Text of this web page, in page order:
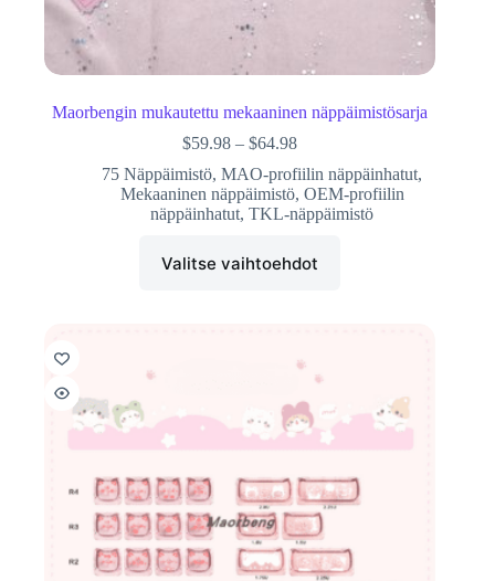
Maorbengin mukautettu mekaaninen näppäimistösarja
$59.98 – $64.98
75 Näppäimistö,MAO-profiilin näppäinhatut,
Mekaaninen näppäimistö, OEM-profiilin
näppäinhatut,TKL-näppäimistö
Valitse vaihtoehdot